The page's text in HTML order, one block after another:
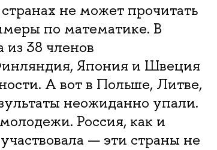
не может прочитать
по математике. В
из 38 членов
Япония и Швеция
А вот в Польше, Литве,
неожиданно упали.
Россия, как и
— эти страны не